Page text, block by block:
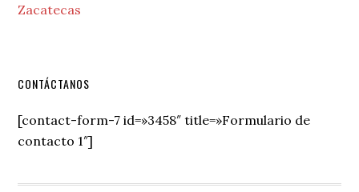
Zacatecas
Secondary
Sidebar
CONTÁCTANOS
[contact-form-7 id=»3458″ title=»Formulario de
contacto 1″]